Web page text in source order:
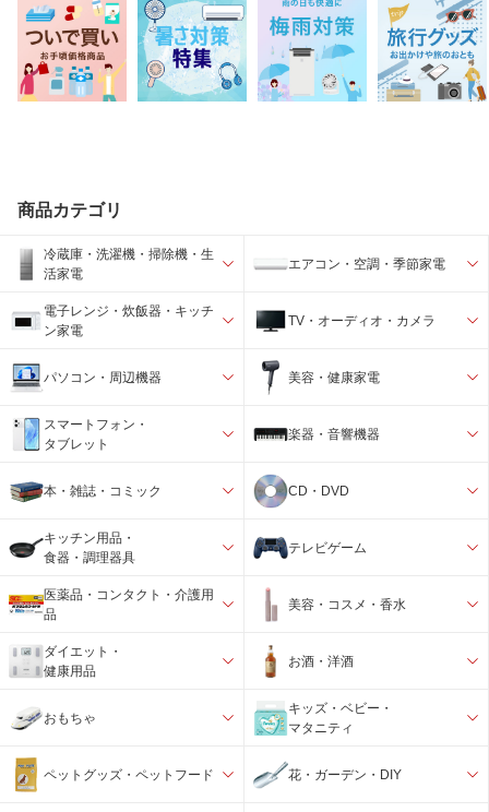
保管及び取り扱い上
の注意1
（1）直射日光の当たらない湿気の少な
い涼しい所に保管してください
（2）小児の手の届かない所に保管して
ください
（3）他の容器に入れ替えないでくださ
剤が破損するのを防ぐためのものです。
（6）使用期限をすぎたものは服用しな
お問い合わせ先1
エスエス製薬株式会社 お客様相談室
TEL:0120-028-193
日を除く）
商品カテゴリ
冷蔵庫・洗濯機・掃除機・生
活家電
エアコン・空調・季節家電
電子レンジ・炊飯器・キッチ
ン家電
TV・オーディオ・カメラ
パソコン・周辺機器 美容・健康家電
スマートフォン・
タブレット
楽器・音響機器
本・雑誌・コミック CD・DVD
キッチン用品・
食器・調理器具
テレビゲーム
医薬品・コンタクト・介護用
品
美容・コスメ・香水
ダイエット・
健康用品
お酒・洋酒
おもちゃ
キッズ・ベビー・
マタニティ
ペットグッズ・ペットフード 花・ガーデン・DIY